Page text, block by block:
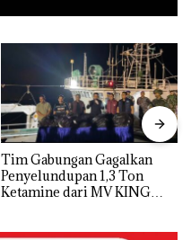
Tim Gabungan Gagalkan
Penyelundupan 1,3 Ton
Ketamine dari MV KING